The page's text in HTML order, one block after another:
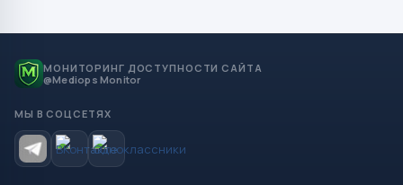
МОНИТОРИНГ ДОСТУПНОСТИ САЙТА
@Mediops Monitor
МЫ В СОЦСЕТЯХ